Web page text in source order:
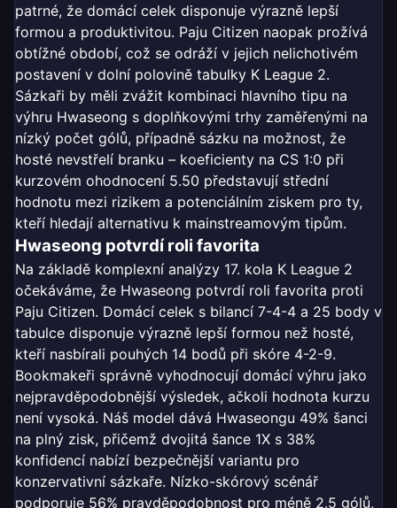
patrné, že domácí celek disponuje výrazně lepší
formou a produktivitou. Paju Citizen naopak prožívá
obtížné období, což se odráží v jejich nelichotivém
postavení v dolní polovině tabulky K League 2.
Sázkaři by měli zvážit kombinaci hlavního tipu na
výhru Hwaseong s doplňkovými trhy zaměřenými na
nízký počet gólů, případně sázku na možnost, že
hosté nevstřelí branku – koeficienty na CS 1:0 při
kurzovém ohodnocení 5.50 představují střední
hodnotu mezi rizikem a potenciálním ziskem pro ty,
kteří hledají alternativu k mainstreamovým tipům.
Hwaseong potvrdí roli favorita
Na základě komplexní analýzy 17. kola K League 2
očekáváme, že Hwaseong potvrdí roli favorita proti
Paju Citizen. Domácí celek s bilancí 7-4-4 a 25 body v
tabulce disponuje výrazně lepší formou než hosté,
kteří nasbírali pouhých 14 bodů při skóre 4-2-9.
Bookmakeři správně vyhodnocují domácí výhru jako
nejpravděpodobnější výsledek, ačkoli hodnota kurzu
není vysoká. Náš model dává Hwaseongu 49% šanci
na plný zisk, přičemž dvojitá šance 1X s 38%
konfidencí nabízí bezpečnější variantu pro
konzervativní sázkaře. Nízko-skórový scénář
podporuje 56% pravděpodobnost pro méně 2.5 gólů,